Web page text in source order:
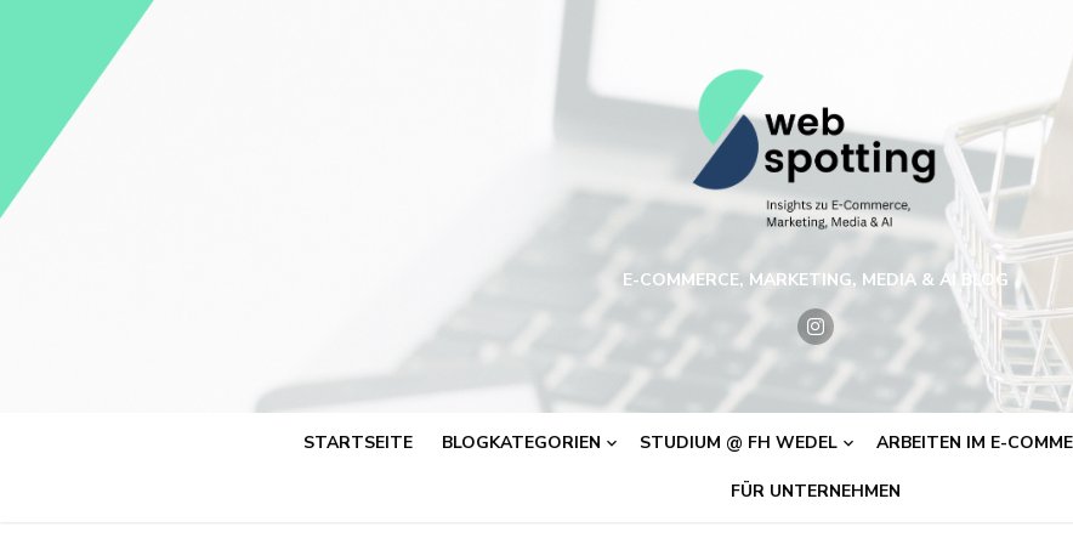
E-COMMERCE, MARKETING, MEDIA & AI BLOG
STARTSEITE BLOGKATEGORIEN STUDIUM @ FH WEDEL ARBEITEN IM E-
FÜR UNTERNEHMEN